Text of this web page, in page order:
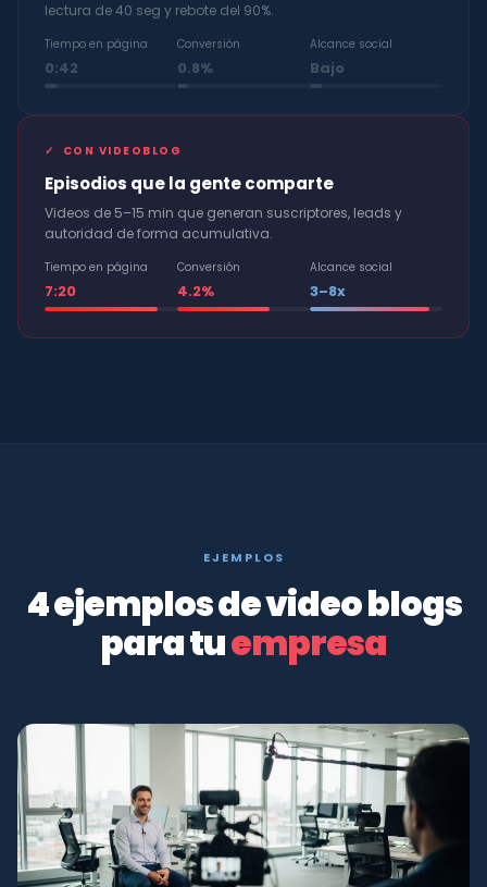
lectura de 40 seg y rebote del 90%.
Tiempo en página
0:42
Conversión
0.8%
Alcance social
Bajo
✓ CON VIDEOBLOG
Episodios que la gente comparte
Videos de 5–15 min que generan suscriptores, leads y
autoridad de forma acumulativa.
Tiempo en página
7:20
Conversión
4.2%
Alcance social
3–8x
EJEMPLOS
4 ejemplos de video blogs
para tuempresa